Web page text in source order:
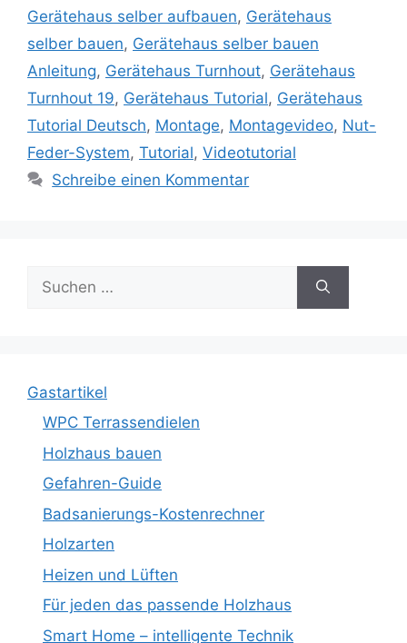
Gerätehaus selber aufbauen, Gerätehaus
selber bauen, Gerätehaus selber bauen
Anleitung, Gerätehaus Turnhout, Gerätehaus
Turnhout 19, Gerätehaus Tutorial, Gerätehaus
Tutorial Deutsch, Montage, Montagevideo, Nut-
Feder-System, Tutorial, Videotutorial
Schreibe einen Kommentar
nach:
Gastartikel
WPC Terrassendielen
Holzhaus bauen
Gefahren-Guide
Badsanierungs-Kostenrechner
Holzarten
Heizen und Lüften
Für jeden das passende Holzhaus
Smart Home – intelligente Technik